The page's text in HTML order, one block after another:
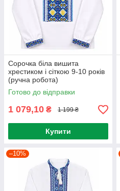
Сорочка біла вишита
хрестиком і сіткою 9-10 років
(ручна робота)
Готово до відправки
1 079,10 ₴ 1 199 ₴
Купити
–10%